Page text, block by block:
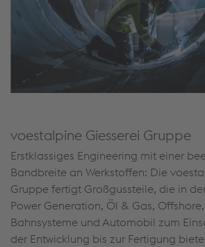
voestalpine Giesserei Gruppe
Erstklassiges Engineering mit einer
Bandbreite an Werkstoffen: Die
Gruppe fertigt Großgussteile, die in
Power Generation, Öl & Gas,
Bahnsysteme und Automobil zum
der Entwicklung bis zur Fertigung